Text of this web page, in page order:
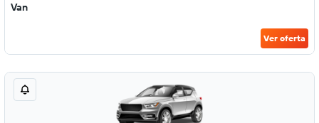
Van
Ver oferta